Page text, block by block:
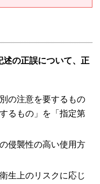
述の正誤について、正
の注意を要するもの
るもの」を「指定第
侵襲性の高い使用方
生上のリスクに応じ